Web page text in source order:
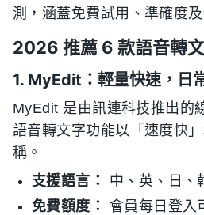
測，涵蓋免費試用、準確度及
2026 推薦 6 款語音轉
1. MyEdit：輕量快速，日
MyEdit 是由訊連科技推出的
語音轉文字功能以「速度快
稱。
支援語言：
中、英、日、
免費額度：
會員每日登入